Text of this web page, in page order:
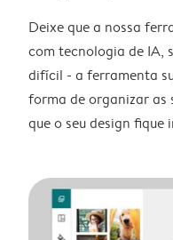
Deixe que a nossa
com tecnologia de IA,
difícil - a ferramenta
forma de organizar
que o seu design fique